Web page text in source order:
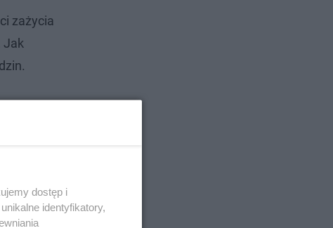
zażycia
Jak
dostęp i
identyfikatory,